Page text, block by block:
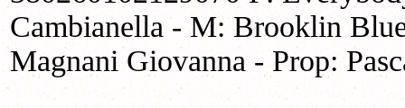
Cambianella - M: Brooklin
Magnani Giovanna - Prop: